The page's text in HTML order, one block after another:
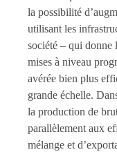
la possibilité
utilisant les
société – qui donne
mises à niveau
avérée bien plus
grande échelle.
la production de
parallèlement aux
mélange et